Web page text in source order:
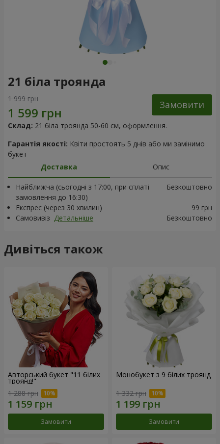
21 біла троянда
1 999 грн
Замовити
Склад: 21 біла троянда 50-60 см, оформлення.
Гарантія якості: Квіти простоять 5 днів або ми замінимо
букет
Доставка
Опис
Найближча (сьогодні з 17:00, при сплаті
замовлення до 16:30)
Безкоштовно
Експрес (через 30 хвилин)
99 грн
Самовивіз Детальніше Безкоштовно
Дивіться також
Авторський букет "11 білих
троянд!"
1 288 грн
Замовити
Монобукет з 9 білих троянд
1 332 грн
Замовити